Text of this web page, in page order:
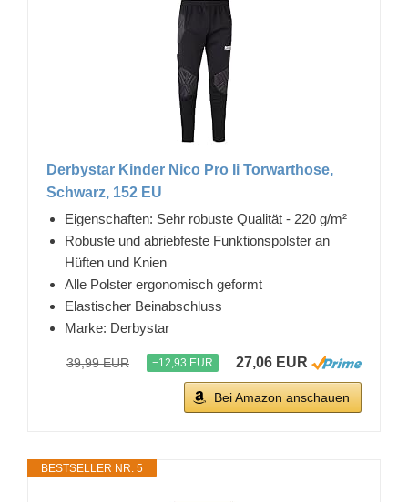
Derbystar Kinder Nico Pro Ii Torwarthose,
Schwarz, 152 EU
Eigenschaften: Sehr robuste Qualität - 220 g/m²
Robuste und abriebfeste Funktionspolster an
Hüften und Knien
Alle Polster ergonomisch geformt
Elastischer Beinabschluss
Marke: Derbystar
39,99 EUR −12,93 EUR 27,06 EUR
Bei Amazon anschauen
BESTSELLER NR. 5